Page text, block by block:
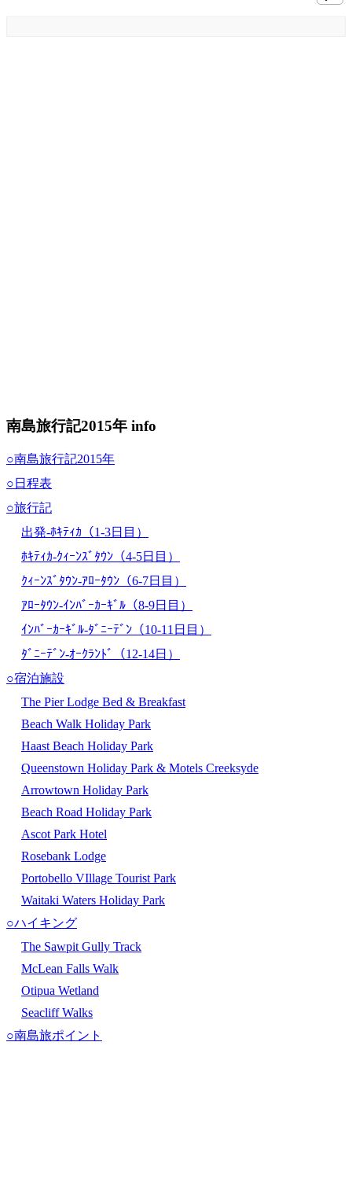
南島旅行記2015年 info
○南島旅行記2015年
○日程表
○旅行記
出発-ﾎｷﾃｨｶ（1-3日目）
ﾎｷﾃｨｶ-ｸｨｰﾝｽﾞﾀｳﾝ（4-5日目）
ｸｨｰﾝｽﾞﾀｳﾝ-ｱﾛｰﾀｳﾝ（6-7日目）
ｱﾛｰﾀｳﾝ-ｲﾝﾊﾞｰｶｰｷﾞﾙ（8-9日目）
ｲﾝﾊﾞｰｶｰｷﾞﾙ-ﾀﾞﾆｰﾃﾞﾝ（10-11日目）
ﾀﾞﾆｰﾃﾞﾝ-ｵｰｸﾗﾝﾄﾞ（12-14日）
○宿泊施設
The Pier Lodge Bed & Breakfast
Beach Walk Holiday Park
Haast Beach Holiday Park
Queenstown Holiday Park & Motels Creeksyde
Arrowtown Holiday Park
Beach Road Holiday Park
Ascot Park Hotel
Rosebank Lodge
Portobello VIllage Tourist Park
Waitaki Waters Holiday Park
○ハイキング
The Sawpit Gully Track
McLean Falls Walk
Otipua Wetland
Seacliff Walks
○南島旅ポイント